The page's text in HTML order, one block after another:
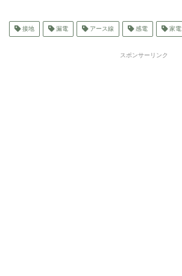
接地 漏電 アース線 感電 家電
スポンサーリンク